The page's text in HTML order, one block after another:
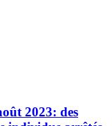
2023: des